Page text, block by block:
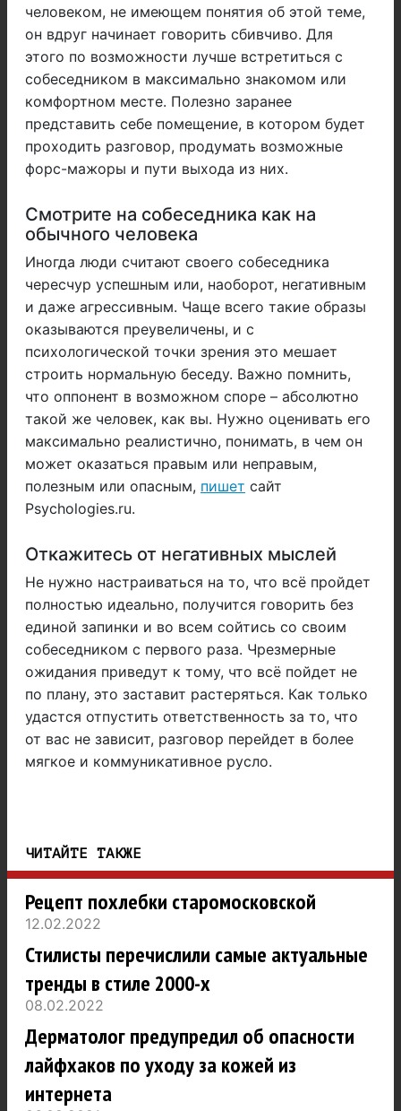
человеком, не имеющем понятия об этой теме,
он вдруг начинает говорить сбивчиво. Для
этого по возможности лучше встретиться с
собеседником в максимально знакомом или
комфортном месте. Полезно заранее
представить себе помещение, в котором будет
проходить разговор, продумать возможные
форс-мажоры и пути выхода из них.
Смотрите на собеседника как на
обычного человека
Иногда люди считают своего собеседника
чересчур успешным или, наоборот, негативным
и даже агрессивным. Чаще всего такие образы
оказываются преувеличены, и с
психологической точки зрения это мешает
строить нормальную беседу. Важно помнить,
что оппонент в возможном споре – абсолютно
такой же человек, как вы. Нужно оценивать его
максимально реалистично, понимать, в чем он
может оказаться правым или неправым,
полезным или опасным, пишет сайт
Psychologies.ru.
Откажитесь от негативных мыслей
Не нужно настраиваться на то, что всё пройдет
полностью идеально, получится говорить без
единой запинки и во всем сойтись со своим
собеседником с первого раза. Чрезмерные
ожидания приведут к тому, что всё пойдет не
по плану, это заставит растеряться. Как только
удастся отпустить ответственность за то, что
от вас не зависит, разговор перейдет в более
мягкое и коммуникативное русло.
ЧИТАЙТЕ ТАКЖЕ
Рецепт похлебки старомосковской
12.02.2022
Стилисты перечислили самые актуальные
тренды в стиле 2000-х
08.02.2022
Дерматолог предупредил об опасности
лайфхаков по уходу за кожей из
интернета